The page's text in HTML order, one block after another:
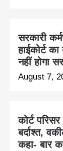
सरकारी
हाईकोर्ट
नहीं होगा
August 7,
कोर्ट
बर्दाश्त,
कहा- बार